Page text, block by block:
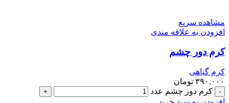
مشاهده سریع
افزودن به علاقه مندی
کرم دور چشم
کرم گیاهی
۳۹۰,۰۰۰ تومان
کرم دور چشم عدد